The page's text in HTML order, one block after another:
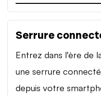
Serrure
Entrez dans l'ère de
une serrure
depuis votre